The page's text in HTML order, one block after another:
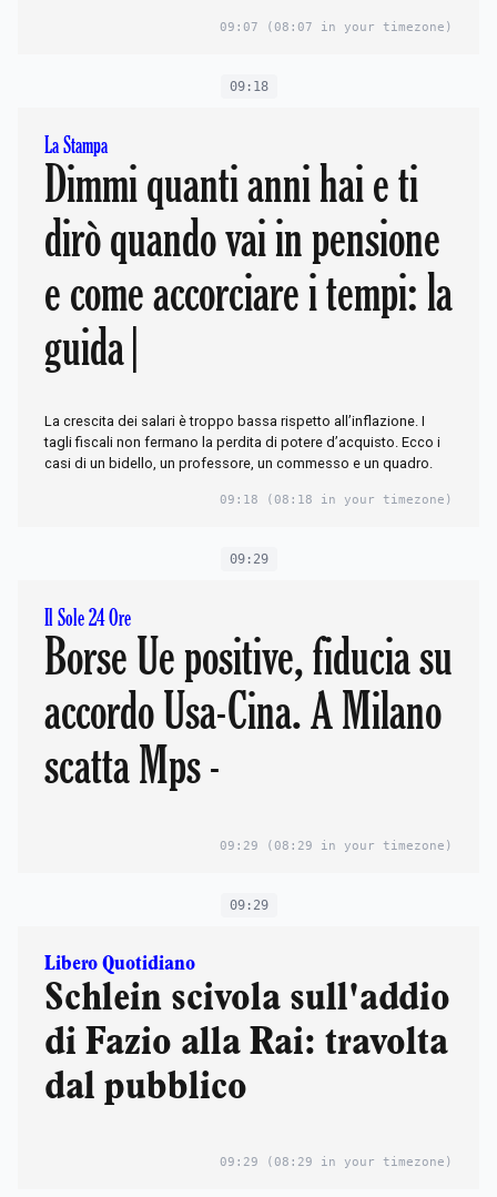
09:07 (08:07 in your timezone)
09:18
La Stampa
Dimmi quanti anni hai e ti
dirò quando vai in pensione
e come accorciare i tempi: la
guida |
La crescita dei salari è troppo bassa rispetto all’inflazione. I
tagli fiscali non fermano la perdita di potere d’acquisto. Ecco i
casi di un bidello, un professore, un commesso e un quadro.
09:18 (08:18 in your timezone)
09:29
Il Sole 24 Ore
Borse Ue positive, fiducia su
accordo Usa-Cina. A Milano
scatta Mps -
09:29 (08:29 in your timezone)
09:29
Libero Quotidiano
Schlein scivola sull'addio
di Fazio alla Rai: travolta
dal pubblico
09:29 (08:29 in your timezone)